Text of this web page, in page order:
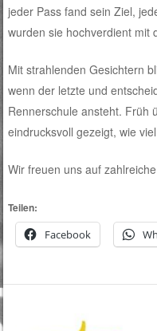
jeder Pass fand sein Ziel,
wurden sie hochverdient mit
Mit strahlenden Gesichtern
wenn der letzte und
Rennerschule ansteht. Früh
eindrucksvoll gezeigt, wie
Wir freuen uns auf
Teilen:
Facebook